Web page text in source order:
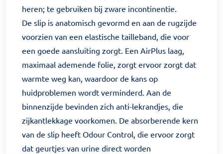
heren; te gebruiken bij zware incontinentie.
De slip is anatomisch gevormd en aan de rugzijde
voorzien van een elastische tailleband, die voor
een goede aansluiting zorgt. Een AirPlus laag,
maximaal ademende folie, zorgt ervoor zorgt dat
warmte weg kan, waardoor de kans op
huidproblemen wordt verminderd. Aan de
binnenzijde bevinden zich anti-lekrandjes, die
zijkantlekkage voorkomen. De absorberende kern
van de slip heeft Odour Control, die ervoor zorgt
dat geurtjes van urine direct worden